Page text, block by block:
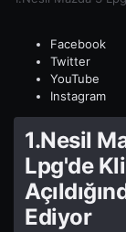
Facebook
Twitter
YouTube
Instagram
1.Nesil
Lpg'de
Ediyor